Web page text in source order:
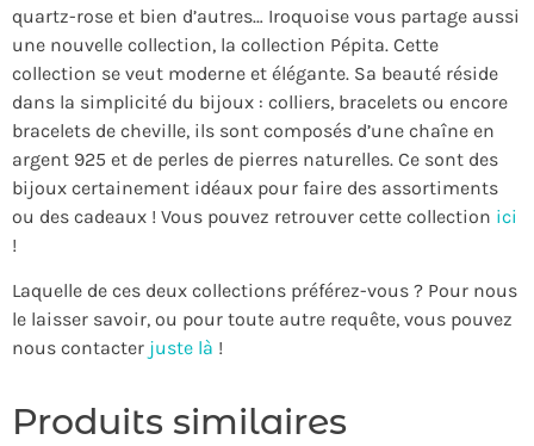
quartz-rose et bien d’autres… Iroquoise vous partage aussi
une nouvelle collection, la collection Pépita. Cette
collection se veut moderne et élégante. Sa beauté réside
dans la simplicité du bijoux : colliers, bracelets ou encore
bracelets de cheville, ils sont composés d’une chaîne en
argent 925 et de perles de pierres naturelles. Ce sont des
bijoux certainement idéaux pour faire des assortiments
ou des cadeaux ! Vous pouvez retrouver cette collection ici
!
Laquelle de ces deux collections préférez-vous ? Pour nous
le laisser savoir, ou pour toute autre requête, vous pouvez
nous contacter juste là !
Produits similaires